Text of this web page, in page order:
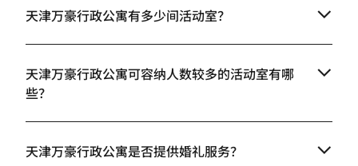
天津万豪行政公寓有多少间活动室？
天津万豪行政公寓可容纳人数较多的活动室有哪
些？
天津万豪行政公寓是否提供婚礼服务？